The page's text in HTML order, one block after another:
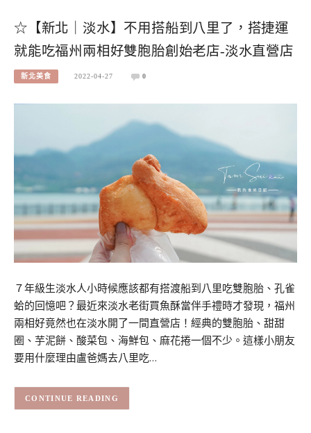
☆【新北｜淡水】不用搭船到八里了，搭捷運
就能吃福州兩相好雙胞胎創始老店-淡水直營店
新北美食 2022-04-27 0
７年級生淡水人小時候應該都有搭渡船到八里吃雙胞胎、孔雀
蛤的回憶吧？最近來淡水老街買魚酥當伴手禮時才發現，福州
兩相好竟然也在淡水開了一間直營店！經典的雙胞胎、甜甜
圈、芋泥餅、酸菜包、海鮮包、麻花捲一個不少。這樣小朋友
要用什麼理由盧爸媽去八里吃…
CONTINUE READING